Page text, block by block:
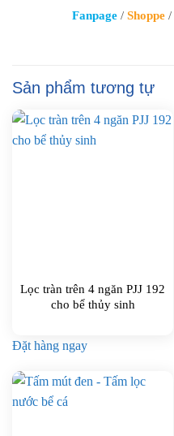
Fanpage / Shoppe /
Sản phẩm tương tự
Lọc tràn trên 4 ngăn PJJ 192
cho bể thủy sinh
Đặt hàng ngay